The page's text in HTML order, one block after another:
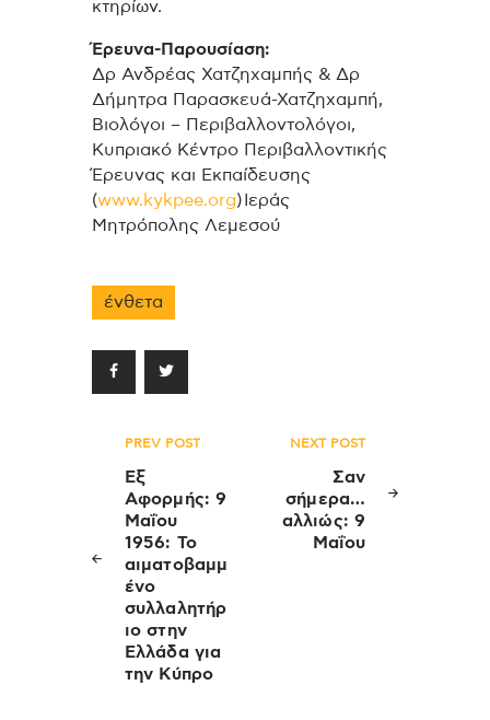
κτηρίων.
Έρευνα-Παρουσίαση:
Δρ Ανδρέας Χατζηχαμπής & Δρ
Δήμητρα Παρασκευά-Χατζηχαμπή,
Βιολόγοι – Περιβαλλοντολόγοι,
Κυπριακό Κέντρο Περιβαλλοντικής
Έρευνας και Εκπαίδευσης
(www.kykpee.org) Ιεράς
Μητρόπολης Λεμεσού
ένθετα
Πλοήγηση
άρθρων
PREV POST
Εξ
Αφορμής: 9
Μαΐου
1956: Το
αιματοβαμμ
ένο
συλλαλητήρ
ιο στην
Ελλάδα για
την Κύπρο
NEXT POST
Σαν
σήμερα…
αλλιώς: 9
Μαΐου